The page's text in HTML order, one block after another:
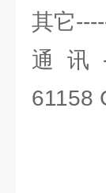
其它
通讯
61158
总